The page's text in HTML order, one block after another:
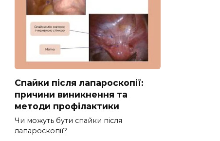
Спайки після лапароскопії:
причини виникнення та
методи профілактики
Чи можуть бути спайки після
лапароскопії?